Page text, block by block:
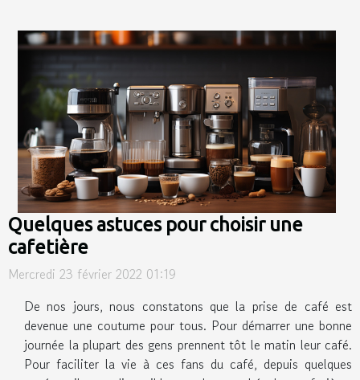
Quelques astuces pour choisir une
cafetière
Mercredi 23 février 2022 01:19
De nos jours, nous constatons que la prise de café est
devenue une coutume pour tous. Pour démarrer une bonne
journée la plupart des gens prennent tôt le matin leur café.
Pour faciliter la vie à ces fans du café, depuis quelques